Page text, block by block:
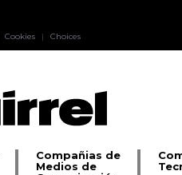
Cookies | Choices
Compañias de
Medios de